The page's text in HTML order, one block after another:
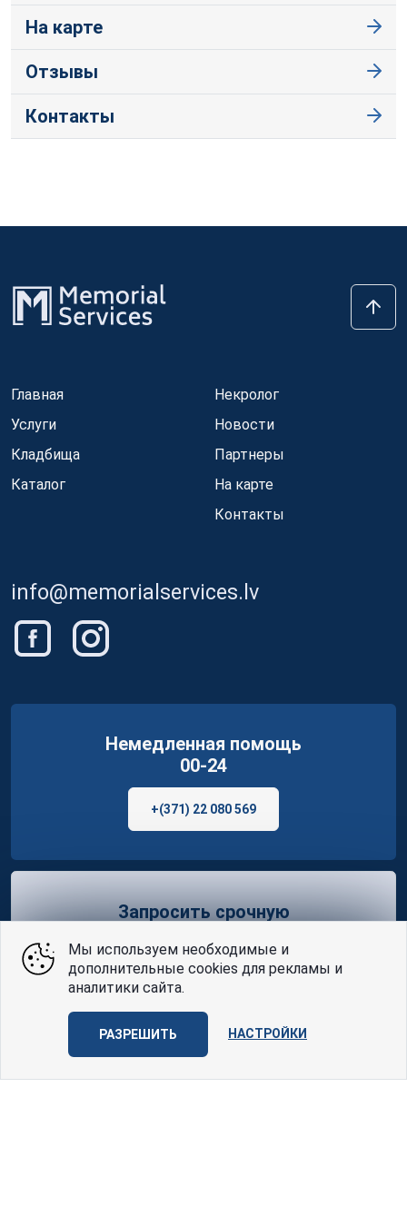
На карте
Отзывы
Контакты
Главная
Услуги
Кладбища
Каталог
Некролог
Новости
Партнеры
На карте
Контакты
info@memorialservices.lv
GDPR Compliant
Немедленная помощь
00-24
+(371) 22 080 569
Запросить срочную
ФОРМА ЗАЯВКИ
Мы используем необходимые и
дополнительные cookies для рекламы и
аналитики сайта.
РАЗРЕШИТЬ НАСТРОЙКИ